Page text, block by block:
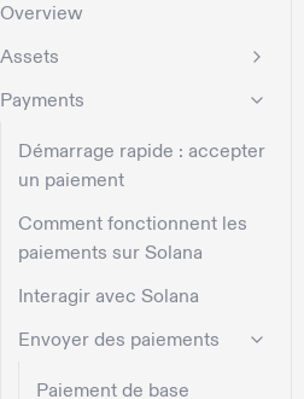
Overview
Assets
Payments
Démarrage rapide : accepter
un paiement
Comment fonctionnent les
paiements sur Solana
Interagir avec Solana
Envoyer des paiements
Paiement de base